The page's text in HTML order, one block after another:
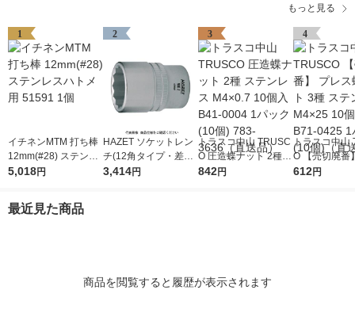
もっと見る
1
イチネンMTM 打ち棒
12mm(#28) ステンレ
スハトメ用 51591 1個
5,018円
2
HAZET ソケットレン
チ(12角タイプ・差込
角12.7mm) 対辺寸法2
3,414円
3
トラスコ中山 TRUSC
O 圧造蝶ナット 2種
ステンレス M4×0.7 1
842円
4
トラスコ中山
O 【売切廃番
ス蝶ボルト 3
612円
最近見た商品
商品を閲覧すると履歴が表示されます